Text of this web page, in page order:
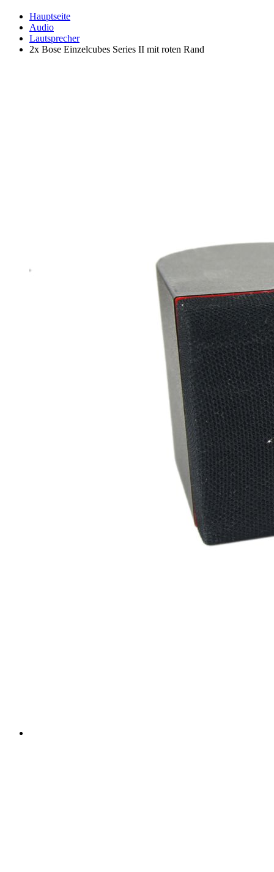
Hauptseite
Audio
Lautsprecher
2x Bose Einzelcubes Series II mit roten Rand